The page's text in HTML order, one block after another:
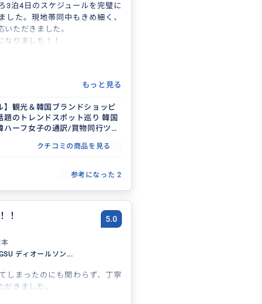
3泊4日のスケジュールを完璧に
した。現地帯同中もきめ細く、
いただきました。
なりました！！
もっと見る
】観光＆韓国ブランドショッピ
題のトレンドスポット巡り 韓国
ハーフ女子の通訳/買物同行ツア
クチコミの商品を見る
参考になった 2
！ 5.0
本
ディオールソン...
しまったのにも関わらず、丁寧
だきました。